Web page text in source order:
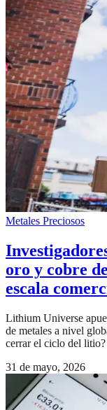
Metales Preciosos
oro y cobre
escala
Lithium Universe
de metales a nivel
cerrar el ciclo del
31 de mayo, 2026